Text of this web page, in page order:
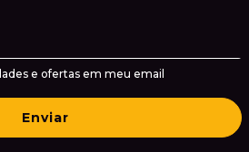
e ofertas em meu email
Enviar